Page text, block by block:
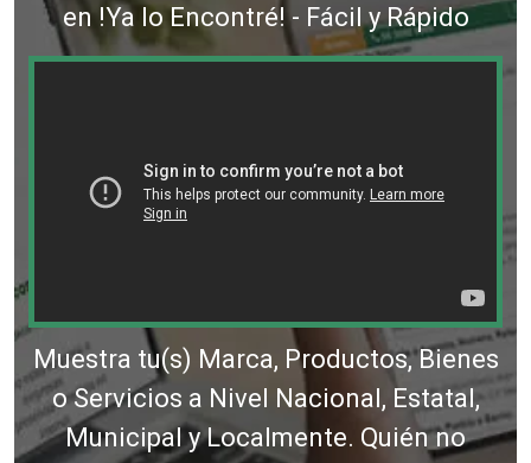
en !Ya lo Encontré! - Fácil y Rápido
Muestra tu(s) Marca, Productos, Bienes
o Servicios a Nivel Nacional, Estatal,
Municipal y Localmente. Quién no